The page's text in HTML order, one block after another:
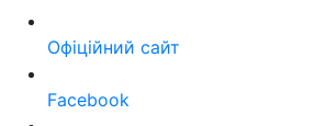
Офіційний сайт
Facebook